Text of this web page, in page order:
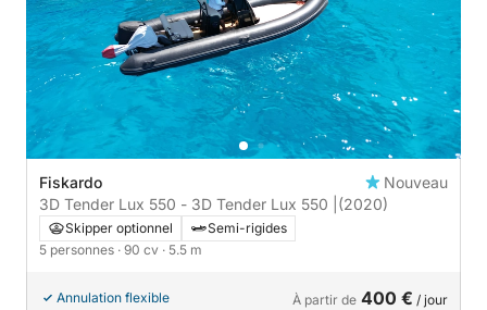
Fiskardo
Nouveau
3D Tender Lux 550 - 3D Tender Lux 550 | (2020)
Skipper optionnel
Semi-rigides
5 personnes · 90 cv · 5.5 m
Annulation flexible À partir de 400 € / jour